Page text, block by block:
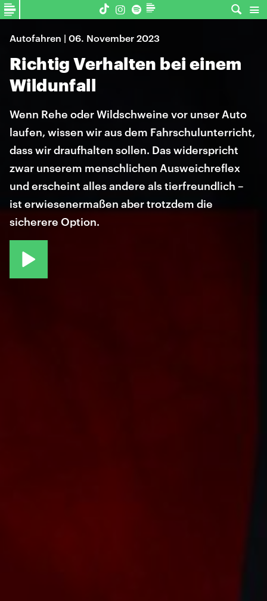
Autofahren | 06. November 2023
Richtig Verhalten bei einem
Wildunfall
Wenn Rehe oder Wildschweine vor unser Auto
laufen, wissen wir aus dem Fahrschulunterricht,
dass wir draufhalten sollen. Das widerspricht
zwar unserem menschlichen Ausweichreflex
und erscheint alles andere als tierfreundlich –
ist erwiesenermaßen aber trotzdem die
sicherere Option.